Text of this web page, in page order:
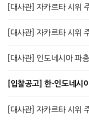
[대사관] 자카르타 시위
[대사관] 자카르타 시위
[대사관] 인도네시아 파
[입찰공고] 한-인도네시
[대사관] 자카르타 시위